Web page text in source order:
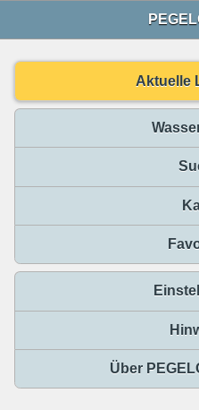
Aktuelle
Über